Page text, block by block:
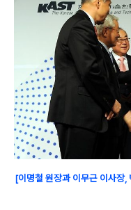
[이명철 원장과 이무근 이사장,